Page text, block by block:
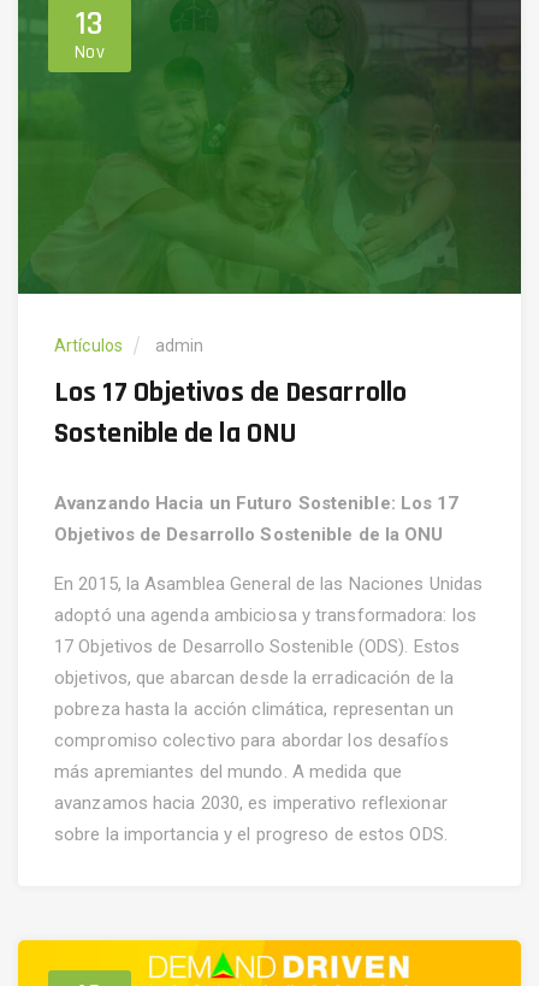
13
Nov
Artículos admin
Los 17 Objetivos de Desarrollo
Sostenible de la ONU
Avanzando Hacia un Futuro Sostenible: Los 17
Objetivos de Desarrollo Sostenible de la ONU
En 2015, la Asamblea General de las Naciones Unidas
adoptó una agenda ambiciosa y transformadora: los
17 Objetivos de Desarrollo Sostenible (ODS). Estos
objetivos, que abarcan desde la erradicación de la
pobreza hasta la acción climática, representan un
compromiso colectivo para abordar los desafíos
más apremiantes del mundo. A medida que
avanzamos hacia 2030, es imperativo reflexionar
sobre la importancia y el progreso de estos ODS.